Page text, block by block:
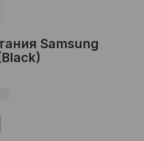
Samsung